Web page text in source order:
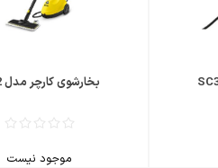
بخارشوی کارچر مدل SC2
موجود نیست